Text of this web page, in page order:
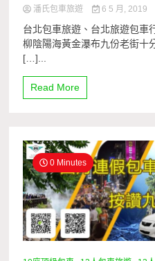
潘氏包車旅遊 6 5 月, 2019
台北包車旅遊、台北旅遊包車
柳陰陽海黃金瀑布九份老街十
[…]...
Read More
0 Minutes